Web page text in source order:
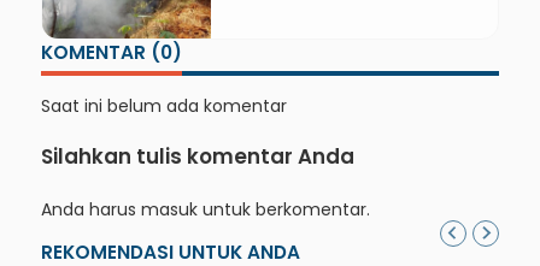
KOMENTAR (0)
Saat ini belum ada komentar
Silahkan tulis komentar Anda
Anda harus masuk untuk berkomentar.
REKOMENDASI UNTUK ANDA